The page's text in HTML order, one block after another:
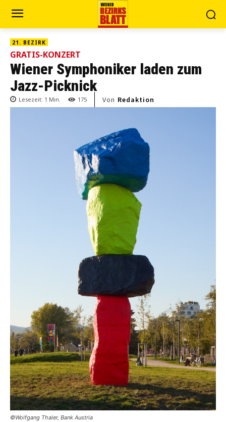
21. BEZIRK
GRATIS-KONZERT
Wiener Symphoniker laden zum
Jazz-Picknick
Lesezeit: 1 Min. 175 Von Redaktion
©Wolfgang Thaler, Bank Austria